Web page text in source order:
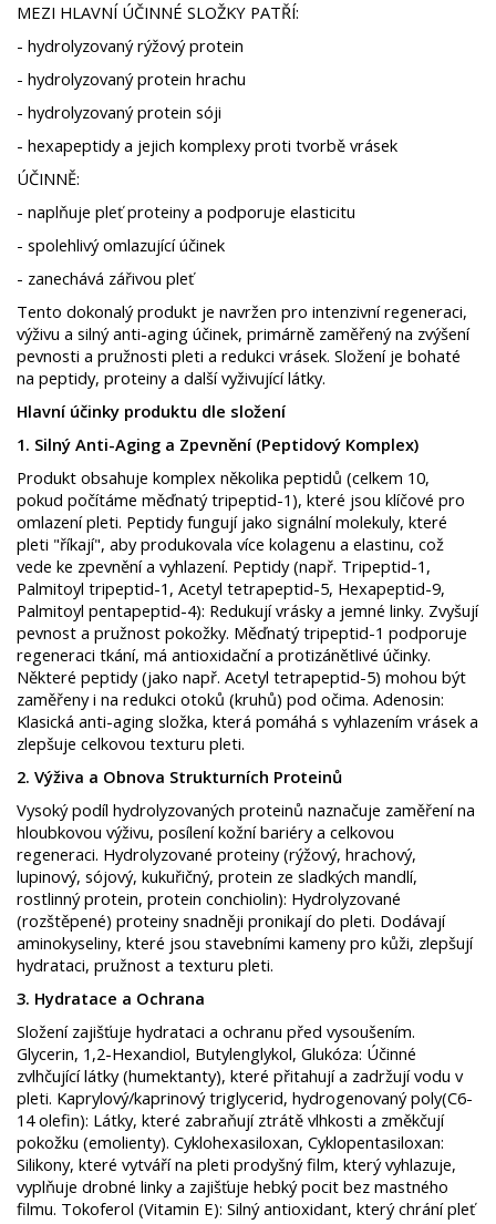
MEZI HLAVNÍ ÚČINNÉ SLOŽKY PATŘÍ:
- hydrolyzovaný rýžový protein
- hydrolyzovaný protein hrachu
- hydrolyzovaný protein sóji
- hexapeptidy a jejich komplexy proti tvorbě vrásek
ÚČINNĚ:
- naplňuje pleť proteiny a podporuje elasticitu
- spolehlivý omlazující účinek
- zanechává zářivou pleť
Tento dokonalý produkt je navržen pro intenzivní regeneraci,
výživu a silný anti-aging účinek, primárně zaměřený na zvýšení
pevnosti a pružnosti pleti a redukci vrásek. ​Složení je bohaté
na peptidy, proteiny a další vyživující látky.
Hlavní účinky produktu dle složení ​
1. Silný Anti-Aging a Zpevnění (Peptidový Komplex)
Produkt obsahuje komplex několika peptidů (celkem 10,
pokud počítáme měďnatý tripeptid-1), které jsou klíčové pro
omlazení pleti. Peptidy fungují jako signální molekuly, které
pleti "říkají", aby produkovala více kolagenu a elastinu, což
vede ke zpevnění a vyhlazení. ​Peptidy (např. Tripeptid-1,
Palmitoyl tripeptid-1, Acetyl tetrapeptid-5, Hexapeptid-9,
Palmitoyl pentapeptid-4): ​Redukují vrásky a jemné linky. ​Zvyšují
pevnost a pružnost pokožky. ​Měďnatý tripeptid-1 podporuje
regeneraci tkání, má antioxidační a protizánětlivé účinky. ​
Některé peptidy (jako např. Acetyl tetrapeptid-5) mohou být
zaměřeny i na redukci otoků (kruhů) pod očima. ​Adenosin:
Klasická anti-aging složka, která pomáhá s vyhlazením vrásek a
zlepšuje celkovou texturu pleti. ​
2. Výživa a Obnova Strukturních Proteinů ​
Vysoký podíl hydrolyzovaných proteinů naznačuje zaměření na
hloubkovou výživu, posílení kožní bariéry a celkovou
regeneraci. ​Hydrolyzované proteiny (rýžový, hrachový,
lupinový, sójový, kukuřičný, protein ze sladkých mandlí,
rostlinný protein, protein conchiolin): Hydrolyzované
(rozštěpené) proteiny snadněji pronikají do pleti. Dodávají
aminokyseliny, které jsou stavebními kameny pro kůži, zlepšují
hydrataci, pružnost a texturu pleti. ​
3. Hydratace a Ochrana ​
Složení zajišťuje hydrataci a ochranu před vysoušením. ​
Glycerin, 1,2-Hexandiol, Butylenglykol, Glukóza: Účinné
zvlhčující látky (humektanty), které přitahují a zadržují vodu v
pleti. ​Kaprylový/kaprinový triglycerid, hydrogenovaný poly(C6-
14 olefin): Látky, které zabraňují ztrátě vlhkosti a změkčují
pokožku (emolienty). ​Cyklohexasiloxan, Cyklopentasiloxan:
Silikony, které vytváří na pleti prodyšný film, který vyhlazuje,
vyplňuje drobné linky a zajišťuje hebký pocit bez mastného
filmu. ​Tokoferol (Vitamin E): Silný antioxidant, který chrání pleť